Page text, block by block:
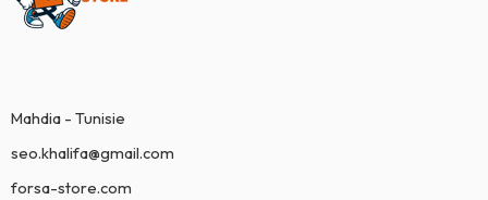
Mahdia - Tunisie
seo.khalifa@gmail.com
forsa-store.com